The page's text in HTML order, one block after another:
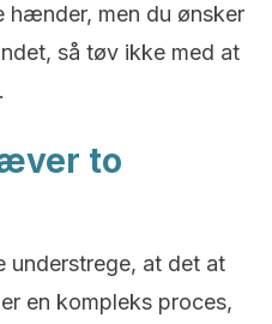
hænder, men du ønsker
så tøv ikke med at
to
understrege, at det at
en kompleks proces,